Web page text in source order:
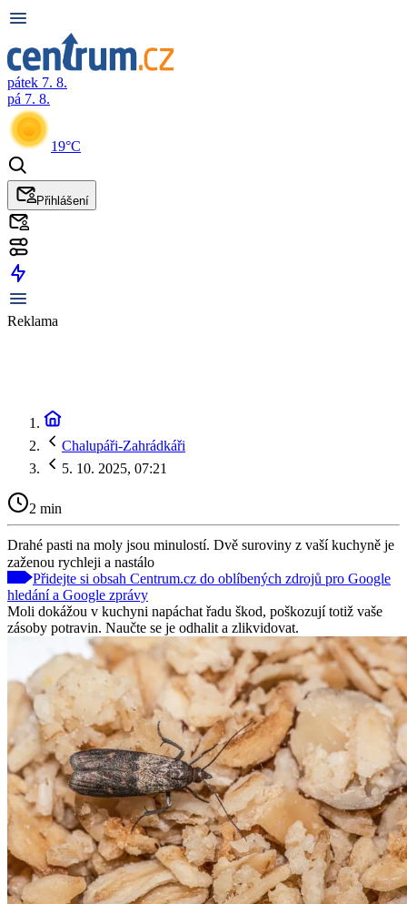
pátek 7. 8.
pá 7. 8.
19°C
Přihlášení
Reklama
Chalupáři-Zahrádkáři
5. 10. 2025, 07:21
2 min
Drahé pasti na moly jsou minulostí. Dvě suroviny z vaší kuchyně je
zaženou rychleji a nastálo
Přidejte si obsah Centrum.cz do oblíbených zdrojů pro Google
hledání a Google zprávy
Moli dokážou v kuchyni napáchat řadu škod, poškozují totiž vaše
zásoby potravin. Naučte se je odhalit a zlikvidovat.